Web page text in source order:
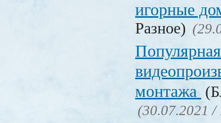
игорные
Разное)
монтажа
(30.07.2021 /